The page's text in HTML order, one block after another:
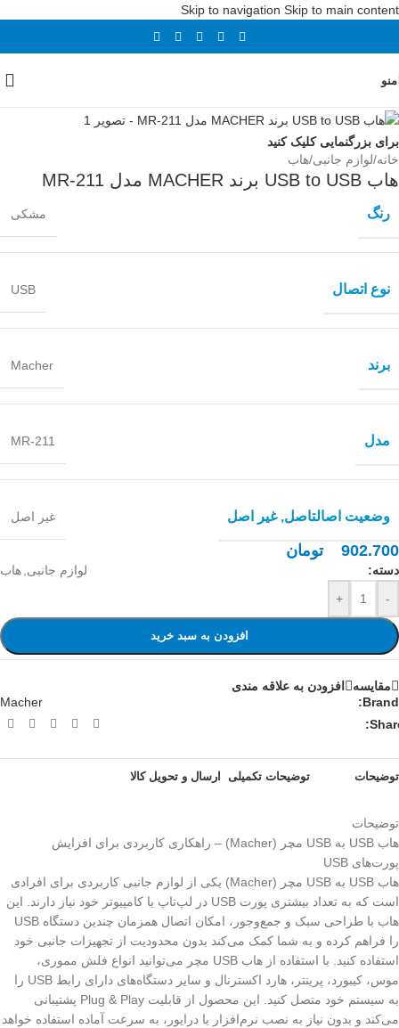
Skip to navigation Skip to main content
منو
برای بزرگنمایی کلیک کنید
خانه/لوازم جانبی/هاب
هاب USB to USB برند MACHER مدل MR-211
رنگ مشکی
نوع اتصال USB
برند Macher
مدل MR-211
وضعیت اصالتاصل, غیر اصل غیر اصل
902.700 تومان
دسته: لوازم جانبی,هاب
-
+
افزودن به سبد خرید
مقايسه
افزودن به علاقه مندی
Brand:
Macher
توضیحات توضیحات تکمیلی ارسال و تحویل کالا
توضیحات
هاب USB به USB مچر (Macher) – راهکاری کاربردی برای افزایش
پورت‌های USB
هاب USB به USB مچر (Macher) یکی از لوازم جانبی کاربردی برای افرادی
است که به تعداد بیشتری پورت USB در لپ‌تاپ یا کامپیوتر خود نیاز دارند. این
هاب با طراحی سبک و جمع‌وجور، امکان اتصال همزمان چندین دستگاه USB
را فراهم کرده و به شما کمک می‌کند بدون محدودیت از تجهیزات جانبی خود
استفاده کنید. با استفاده از هاب USB مچر می‌توانید انواع فلش مموری،
موس، کیبورد، پرینتر، هارد اکسترنال و سایر دستگاه‌های دارای رابط USB را
به سیستم خود متصل کنید. این محصول از قابلیت Plug & Play پشتیبانی
می‌کند و بدون نیاز به نصب نرم‌افزار یا درایور، به سرعت آماده استفاده خواهد